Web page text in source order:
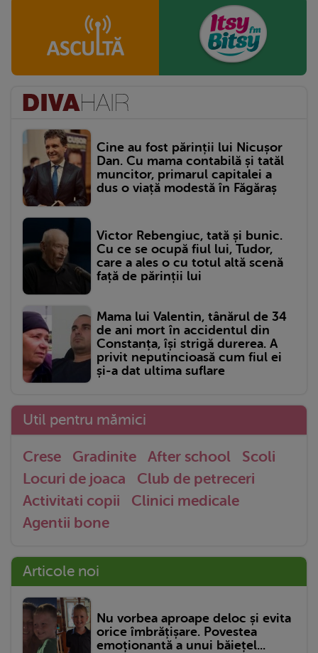
Cine au fost părinții lui Nicușor
Dan. Cu mama contabilă și tatăl
muncitor, primarul capitalei a
dus o viață modestă în Făgăraș
Victor Rebengiuc, tată și bunic.
Cu ce se ocupă fiul lui, Tudor,
care a ales o cu totul altă scenă
față de părinții lui
Mama lui Valentin, tânărul de 34
de ani mort în accidentul din
Constanța, își strigă durerea. A
privit neputincioasă cum fiul ei
și-a dat ultima suflare
Util pentru mămici
Crese Gradinite After school
Scoli
Locuri de joaca
Club de petreceri
Activitati copii
Clinici medicale
Agentii bone
Articole noi
Nu vorbea aproape deloc și evita
orice îmbrățișare. Povestea
emoționantă a unui băiețel...